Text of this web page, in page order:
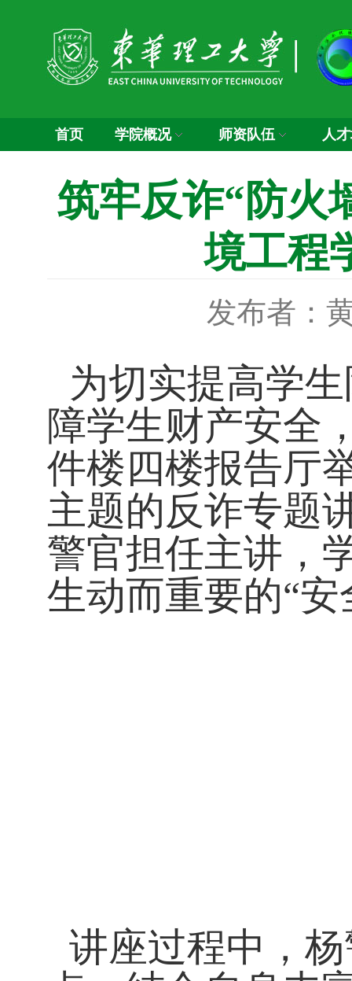
首页 学院概况 师资队伍 人
筑牢反诈“防
境工程
发布者：
为切实提高学
障学生财产安全
件楼四楼报告厅
主题的反诈专题
警官担任主讲，
生动而重要的“
讲座过程中，